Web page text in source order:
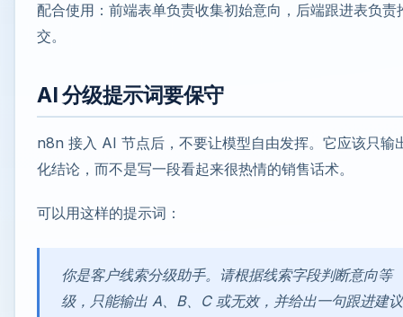
配合使用：前端表单负责收集初始意向，后端跟进表负责
交。
AI 分级提示词要保守
n8n 接入 AI 节点后，不要让模型自由发挥。它应该只输
化结论，而不是写一段看起来很热情的销售话术。
可以用这样的提示词：
你是客户线索分级助手。请根据线索字段判断意向等
级，只能输出 A、B、C 或无效，并给出一句跟进建